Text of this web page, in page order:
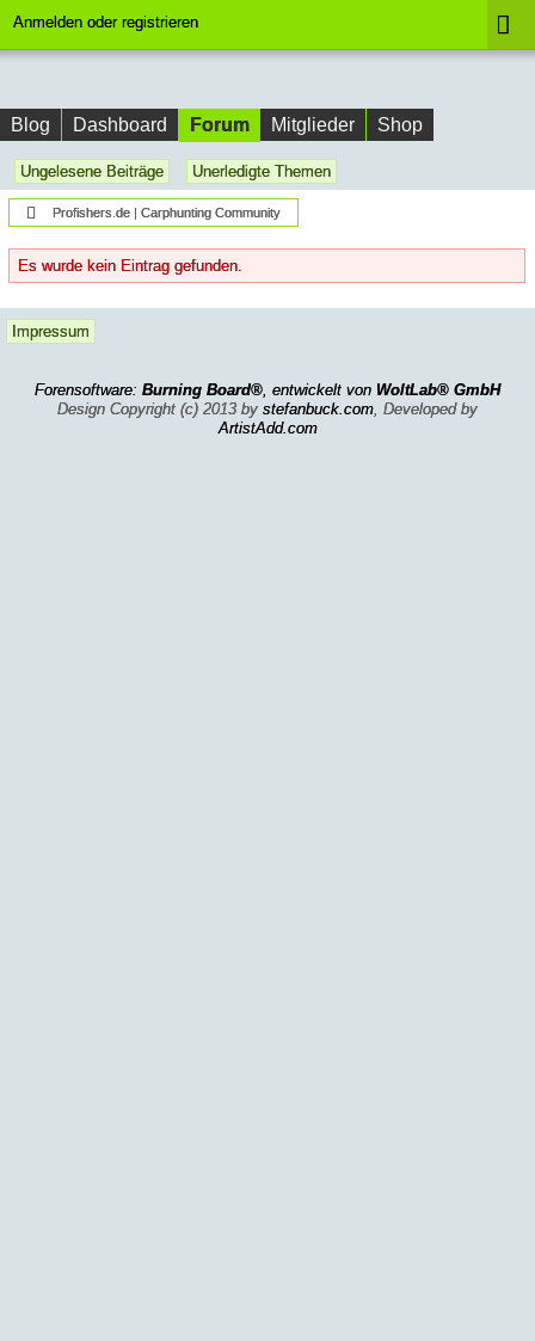
Anmelden oder registrieren
Blog Dashboard Forum Mitglieder Shop
Ungelesene Beiträge Unerledigte Themen
Profishers.de | Carphunting Community
Es wurde kein Eintrag gefunden.
Impressum
Forensoftware: Burning Board®, entwickelt von WoltLab® GmbH
Design Copyright (c) 2013 by stefanbuck.com, Developed by
ArtistAdd.com